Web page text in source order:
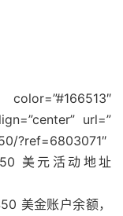
url=”
?ref=6803071″
美元活动地址
美金账户余额，